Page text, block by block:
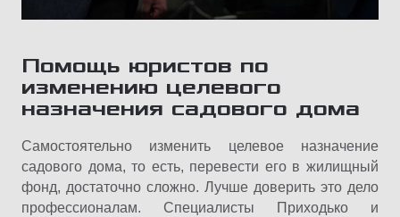
Помощь юристов по
изменению целевого
назначения садового дома
Самостоятельно изменить целевое назначение
садового дома, то есть, перевести его в жилищный
фонд, достаточно сложно. Лучше доверить это дело
профессионалам. Специалисты Приходько и